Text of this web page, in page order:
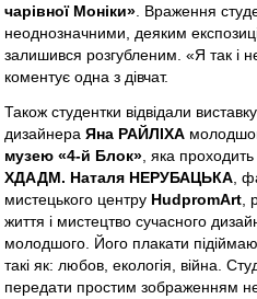
чарівної Моніки». Враження
неоднозначними, деяким
залишився розгубленим. «Я так і
коментує одна з дівчат.
Також студентки відвідали
дизайнераЯна РАЙЛІХА
музею «4-й Блок», яка проходить
ХДАДМ. Наталя НЕРУБАЦЬКА,
мистецького центру HudpromArt,
життя і мистецтво сучасного
молодшого. Його плакати
такі як: любов, екологія, війна.
передати простим зображенням